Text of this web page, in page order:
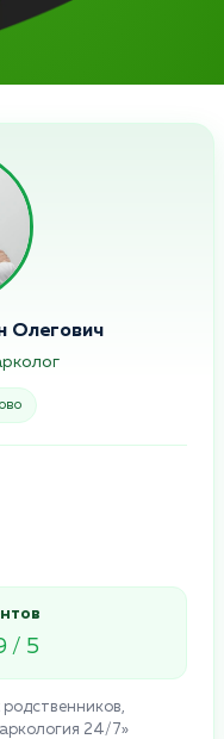
Олегович
/ 5
24/7»